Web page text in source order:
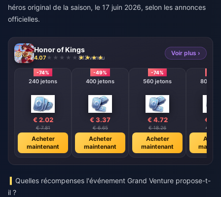
héros original de la saison, le 17 juin 2026, selon les annonces
officielles.
Honor of Kings
4.07 812 vendu
Voir plus ›
-74%
240 jetons
€ 2.02
€ 7.81
Acheter
maintenant
-49%
400 jetons
€ 3.37
€ 6.65
Acheter
maintenant
-74%
560 jetons
€ 4.72
€ 18.26
Acheter
maintenant
800
€
€
Quelles récompenses l'événement Grand Venture propose-t-
il ?